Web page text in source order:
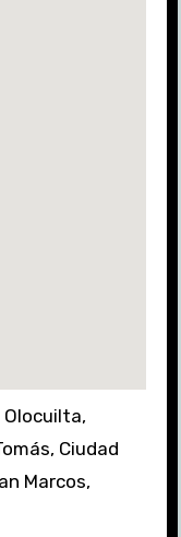
Ciudad
Marcos,